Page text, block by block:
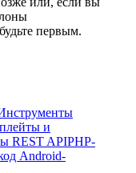
первым.
и
REST APIPHP-
Android-